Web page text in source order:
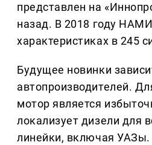
представлен на
назад. В 2018 году
характеристиках в 245
Будущее новинки
автопроизводителей.
мотор является
локализует дизели для
линейки, включая УАЗы.